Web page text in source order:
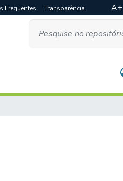
Frequentes Transparência A+